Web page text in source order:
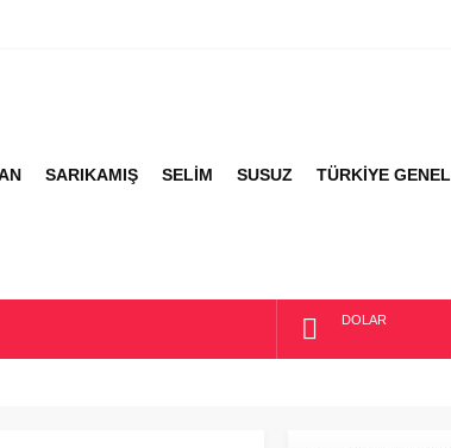
SARIKAMIŞ SELİM SUSUZ TÜRKİYE GENEL
DOLAR